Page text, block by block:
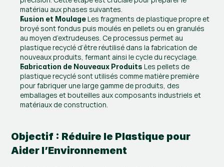
matériau aux phases suivantes.
Fusion et Moulage Les fragments de plastique propre et
broyé sont fondus puis moulés en pellets ou en granulés
au moyen d’extrudeuses. Ce processus permet au
plastique recyclé d’être réutilisé dans la fabrication de
nouveaux produits, fermant ainsi le cycle du recyclage.
Fabrication de Nouveaux Produits Les pellets de
plastique recyclé sont utilisés comme matière première
pour fabriquer une large gamme de produits, des
emballages et bouteilles aux composants industriels et
matériaux de construction.
Objectif : Réduire le Plastique pour
Aider l’Environnement